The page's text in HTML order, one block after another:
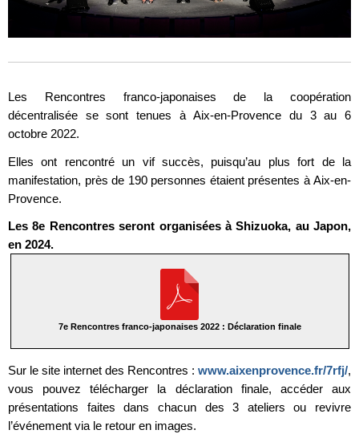
Les Rencontres franco-japonaises de la coopération
décentralisée se sont tenues à Aix-en-Provence du 3 au 6
octobre 2022.
Elles ont rencontré un vif succès, puisqu’au plus fort de la
manifestation, près de 190 personnes étaient présentes à Aix-en-
Provence.
Les 8e Rencontres seront organisées à Shizuoka, au Japon,
en 2024.
7e Rencontres franco-japonaises 2022 : Déclaration finale
Sur le site internet des Rencontres : www.aixenprovence.fr/7rfj/,
vous pouvez télécharger la déclaration finale, accéder aux
présentations faites dans chacun des 3 ateliers ou revivre
l’événement via le retour en images.